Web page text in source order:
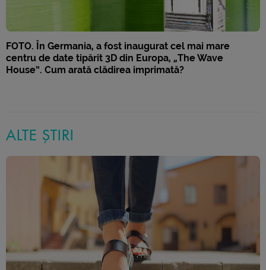
FOTO. În Germania, a fost inaugurat cel mai mare
centru de date tipărit 3D din Europa, „The Wave
House”. Cum arată clădirea imprimată?
ALTE ȘTIRI